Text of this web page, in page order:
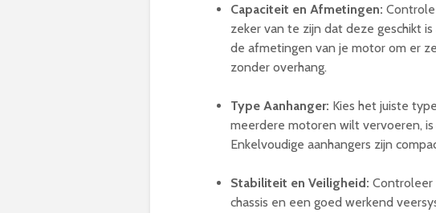
Capaciteit en Afmetingen:
zeker van te zijn dat deze geschikt
de afmetingen van je motor om er
zonder overhang.
Type Aanhanger: Kies het juiste
meerdere motoren wilt vervoeren,
Enkelvoudige aanhangers zijn
Stabiliteit en Veiligheid: Controleer
chassis en een goed werkend